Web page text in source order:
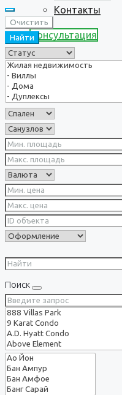
Контакты
Консультация
Очистить
Найти
Поиск